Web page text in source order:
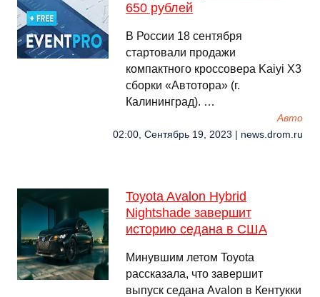
650 рублей
В России 18 сентября
стартовали продажи
компактного кроссовера Kaiyi X3
сборки «Автотора» (г.
Калининград). …
Авто
02:00, Сентябрь 19, 2023 | news.drom.ru
Toyota Avalon Hybrid
Nightshade завершит
историю седана в США
Минувшим летом Toyota
рассказала, что завершит
выпуск седана Avalon в Кентукки